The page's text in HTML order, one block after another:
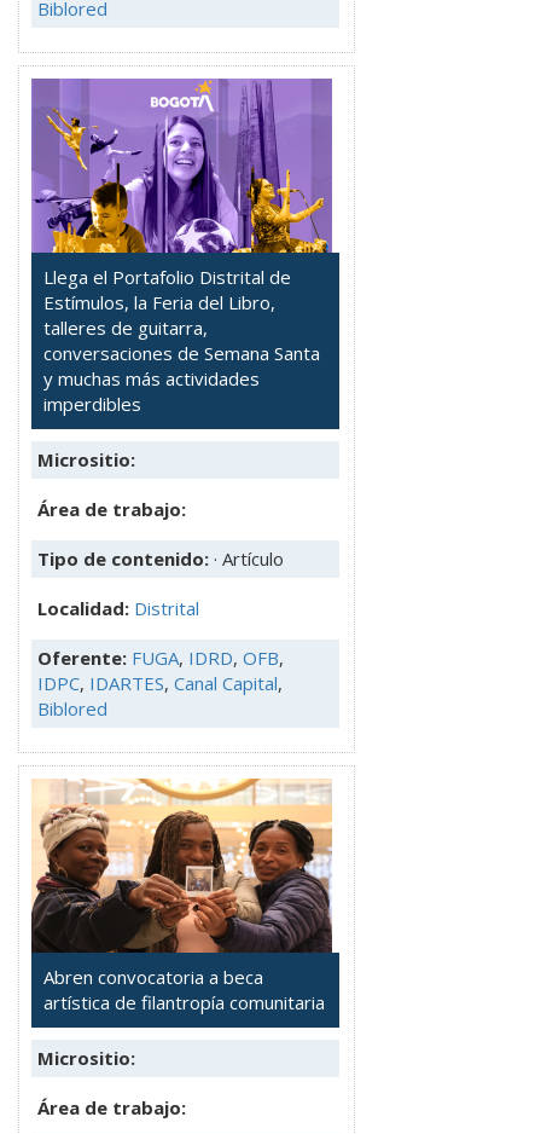
Biblored
Llega el Portafolio Distrital de
Estímulos, la Feria del Libro,
talleres de guitarra,
conversaciones de Semana Santa
y muchas más actividades
imperdibles
Micrositio:
Área de trabajo:
Tipo de contenido: · Artículo
Localidad: Distrital
Oferente: FUGA, IDRD, OFB,
IDPC, IDARTES, Canal Capital,
Biblored
Abren convocatoria a beca
artística de filantropía comunitaria
Micrositio:
Área de trabajo: